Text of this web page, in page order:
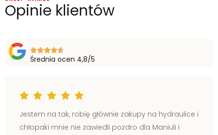
Opinie klientów
Średnia ocen 4,8/5
Jestem na tak, robię głównie zakupy na hydraulice i
chłopaki mnie nie zawiedli pozdro dla Maniuli i